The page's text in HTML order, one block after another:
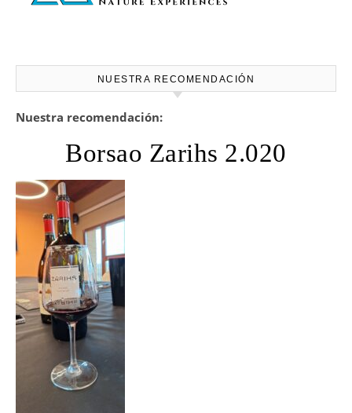
NUESTRA RECOMENDACIÓN
Nuestra recomendación:
Borsao Zarihs 2.020